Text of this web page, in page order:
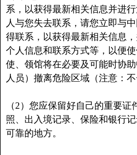
系，以获得最新相关信息并进
人与您失去联系，请您立即与
得联系，以获得最新相关信息
个人信息和联系方式等，以便使
使、领馆将在必要及可能时协
人员）撤离危险区域（注意：不
（2）您应保留好自己的重要证
照、出入境记录、保险和银行
可靠的地方。